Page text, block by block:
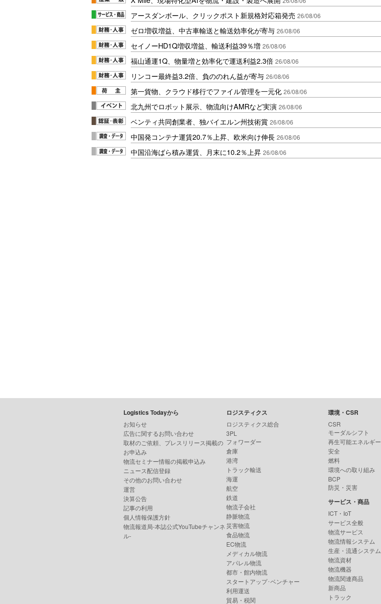
アースダンボール、クリックポスト新規格対応箱発売 26/08/06
ゼロ増収増益、中古車輸送と輸送効率化が寄与 26/08/06
セイノーHD1Q増収増益、輸送利益39％増 26/08/06
福山通運1Q、物量増と効率化で運送利益2.3倍 26/08/06
リンコー最終益3.2倍、負ののれん益が寄与 26/08/06
第一貨物、クラウド移行でファイル管理を一元化 26/08/06
北九州でロボット展示、物流向けAMRなど実演 26/08/06
ベンティ共同創業者、独バイエルン州技術賞 26/08/06
中国発コンテナ運賃20.7％上昇、欧米向け伸長 26/08/06
中国沿海ばら積み運賃、月末に10.2％上昇 26/08/06
Logistics Todayから
お知らせ
広告に関するお問い合わせ
取材のご依頼、プレスリリース掲載の
お申込み
物流セミナー情報の掲載申込み
ニュース配信登録
その他のお問い合わせ
運営
決算公告
記事の利用
個人情報保護方針
物流報道局-本誌公式YouTubeチャンネ
ル-
ロジスティクス
ロジスティクス総合
3PL
フォワーダー
倉庫
港湾
トラック輸送
海運
航空
鉄道
物流子会社
静脈物流
災害物流
食品物流
EC物流
メディカル物流
アパレル物流
都市・館内物流
スタートアップ･ベンチャー
利用運送
貿易・税関
環境・CSR
CSR
モーダルシフト
再生可能エネルギー
安全
燃料
環境への取り組み
BCP
防災・災害
サービス・商品
ICT・IoT
サービス全般
物流サービス
物流情報システム
生産・流通システム
物流資材
物流機器
物流関連商品
新商品
トラック